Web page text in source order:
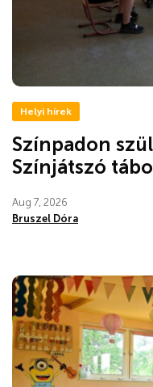
Helyi hírek
Színpadon
Színjátszó
Aug 7, 2026
Bruszel Dóra